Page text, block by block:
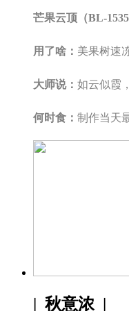
芒果云顶 （BL-1535
用了啥： 美果树速
大师说： 如云似霞
何时食： 制作当天
| 秋意浓 |